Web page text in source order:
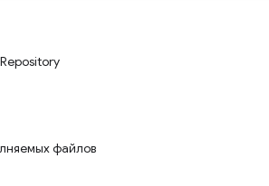
файлов